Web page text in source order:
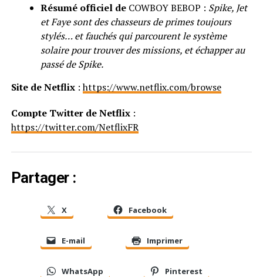
Résumé officiel de COWBOY BEBOP : Spike, Jet
et Faye sont des chasseurs de primes toujours
stylés… et fauchés qui parcourent le système
solaire pour trouver des missions, et échapper au
passé de Spike.
Site de Netflix:https://www.netflix.com/browse
Compte Twitter de Netflix:
https://twitter.com/NetflixFR
Partager :
X Facebook
E-mail Imprimer
WhatsApp Pinterest